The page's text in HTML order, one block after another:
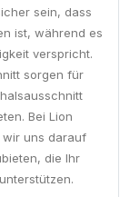
sein, dass
ist, während es
verspricht.
sorgen für
Bei Lion
wir uns darauf
die Ihr